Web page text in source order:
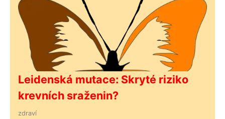
Leidenská mutace: Skryté riziko
krevních sraženin?
zdraví